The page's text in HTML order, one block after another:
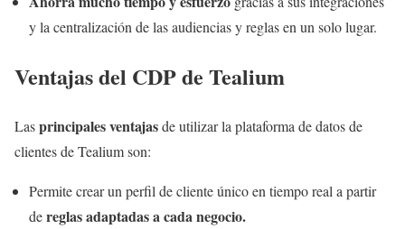
y la centralización de las audiencias y reglas en un solo lugar.
Ventajas del CDP de Tealium
Lasprincipales ventajasde utilizar la plataforma de datos de
clientes de Tealium son:
Permite crear un perfil de cliente único en tiempo real a partir
dereglas adaptadas a cada negocio.